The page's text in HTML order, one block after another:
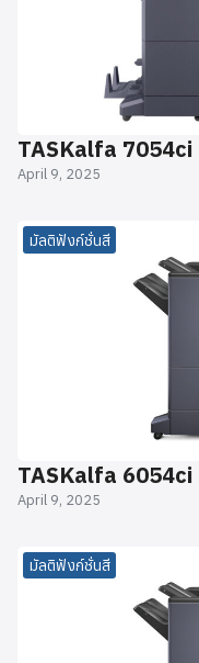
TASKalfa 7054ci
April 9, 2025
มัลติฟังก์ชั่นสี
TASKalfa 6054ci
April 9, 2025
มัลติฟังก์ชั่นสี